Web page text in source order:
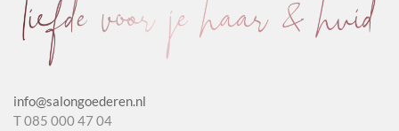
info@salongoederen.nl
T 085 000 47 04